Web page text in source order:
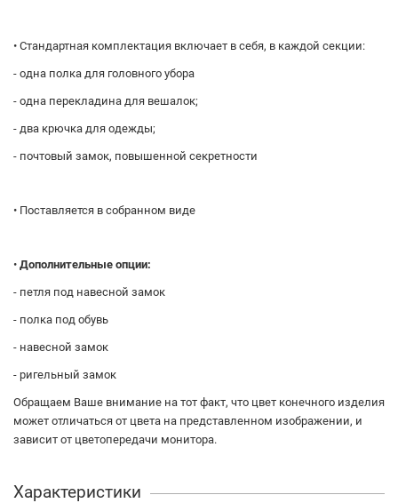
• Стандартная комплектация включает в себя, в каждой секции:
- одна полка для головного убора
- одна перекладина для вешалок;
- два крючка для одежды;
- почтовый замок, повышенной секретности
• Поставляется в собранном виде
• Дополнительные опции:
- петля под навесной замок
- полка под обувь
- навесной замок
- ригельный замок
Обращаем Ваше внимание на тот факт, что цвет конечного изделия
может отличаться от цвета на представленном изображении, и
зависит от цветопередачи монитора.
Характеристики